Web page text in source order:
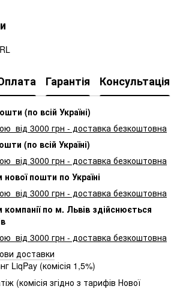
Гарантія Консультація
(по всій Україні)
від 3000 грн - доставка безкоштовна
(по всій Україні)
від 3000 грн - доставка безкоштовна
пошти по Україні
від 3000 грн - доставка безкоштовна
по м. Львів здійснюється
від 3000 грн - доставка безкоштовна
доставки
LiqPay (комісія 1,5%)
(комісія згідно з тарифів Нової